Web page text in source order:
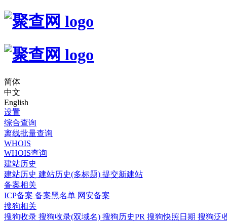
简体
中文
English
设置
综合查询
离线批量查询
WHOIS
WHOIS查询
建站历史
建站历史 建站历史(多标题) 提交新建站
备案相关
ICP备案 备案黑名单 网安备案
搜狗相关
搜狗收录 搜狗收录(双域名) 搜狗历史PR 搜狗快照日期 搜狗泛